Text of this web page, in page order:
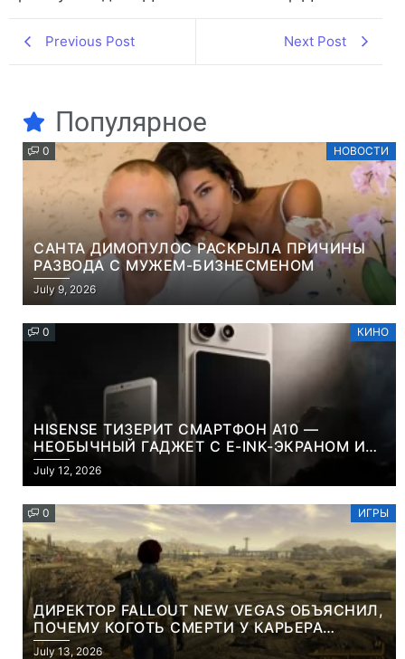
Previous Post Next Post
Популярное
0 НОВОСТИ
САНТА ДИМОПУЛОС РАСКРЫЛА ПРИЧИНЫ
РАЗВОДА С МУЖЕМ-БИЗНЕСМЕНОМ
July 9, 2026
0 КИНО
HISENSE ТИЗЕРИТ СМАРТФОН A10 —
НЕОБЫЧНЫЙ ГАДЖЕТ С E-INK-ЭКРАНОМ И
СЪЕМНОЙ LCD-ПАНЕЛЬЮ ДЛЯ ЦВЕТНОГО
КОНТЕНТА И СОЦСЕТЕЙ
July 12, 2026
0 ИГРЫ
ДИРЕКТОР FALLOUT NEW VEGAS ОБЪЯСНИЛ,
ПОЧЕМУ КОГОТЬ СМЕРТИ У КАРЬЕРА
НАМЕРЕННО СНОСИТ ВАМ ГОЛОВУ
July 13, 2026